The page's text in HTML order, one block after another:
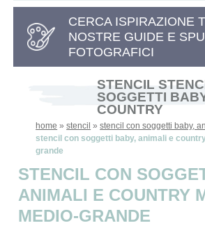
CERCA ISPIRAZIONE
NOSTRE GUIDE E
FOTOGRAFICI
STENCIL
SOGGETTI
COUNTRY
home »stencil »stencil con soggetti baby,
stencil con soggetti baby, animali e
grande
STENCIL CON
ANIMALI E COUNTRY
MEDIO-GRANDE